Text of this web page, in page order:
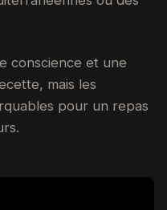
conscience et une
mais les
pour un repas